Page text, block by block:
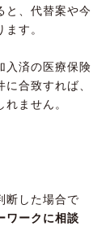
と、代替案や今
す。
入済の医療保険
合致すれば、
ません。
断した場合で
ワークに相談